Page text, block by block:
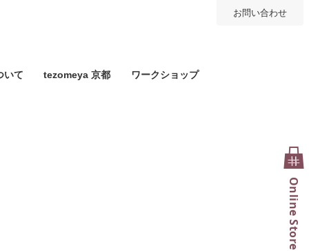
いて tezomeya 京都 ワークショップ
お問い合わせ
Online Store